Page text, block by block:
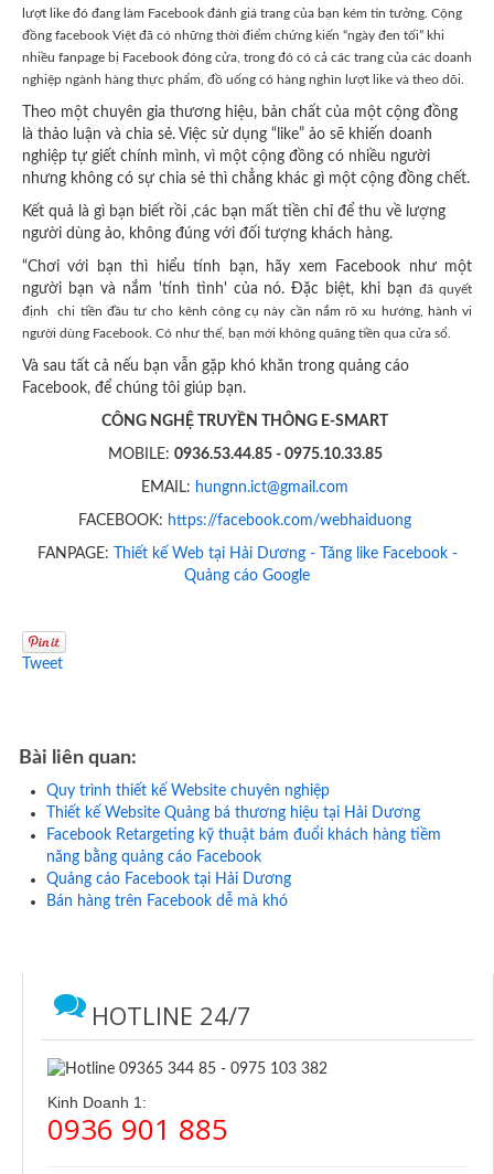
lượt like đó đang làm Facebook đánh giá trang của bạn kém tin tưởng. Cộng
đồng facebook Việt đã có những thời điểm chứng kiến “ngày đen tối” khi
nhiều fanpage bị Facebook đóng cửa, trong đó có cả các trang của các doanh
nghiệp ngành hàng thực phẩm, đồ uống có hàng nghìn lượt like và theo dõi.
Theo một chuyên gia thương hiệu, bản chất của một cộng đồng
là thảo luận và chia sẻ. Việc sử dụng “like” ảo sẽ khiến doanh
nghiệp tự giết chính mình, vì một cộng đồng có nhiều người
nhưng không có sự chia sẻ thì chẳng khác gì một cộng đồng chết.
Kết quả là gì bạn biết rồi ,các bạn mất tiền chỉ để thu về lượng
người dùng ảo, không đúng với đối tượng khách hàng.
“Chơi với bạn thì hiểu tính bạn, hãy xem Facebook như một
người bạn và nắm 'tính tình' của nó. Đặc biệt, khi bạnđãquyết
định chi tiền đầu tư cho kênh công cụ này cần nắm rõ xu hướng, hành vi
người dùng Facebook. Có như thế, bạn mới không quăng tiền qua cửa sổ.
Và sau tất cả nếu bạn vẫn gặp khó khăn trong quảng cáo
Facebook, để chúng tôi giúp bạn.
CÔNG NGHỆ TRUYỀN THÔNG E-SMART
MOBILE: 0936.53.44.85 - 0975.10.33.85
EMAIL: hungnn.ict@gmail.com
FACEBOOK: https://facebook.com/webhaiduong
FANPAGE:
Thiết kế Web tại Hải Dương - Tăng like Facebook -
Quảng cáo Google
Tweet
Bài liên quan:
Quy trình thiết kế Website chuyên nghiệp
Thiết kế Website Quảng bá thương hiệu tại Hải Dương
Facebook Retargeting kỹ thuật bám đuổi khách hàng tiềm
năng bằng quảng cáo Facebook
Quảng cáo Facebook tại Hải Dương
Bán hàng trên Facebook dễ mà khó
HOTLINE 24/7
Kinh Doanh 1:
0936 901 885